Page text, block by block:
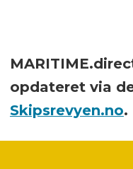
opdateret via
Skipsrevyen.no.